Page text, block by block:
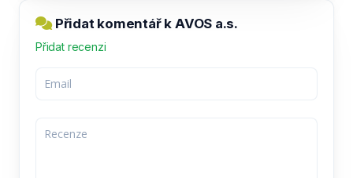
Přidat komentář k AVOS a.s.
Přidat recenzi